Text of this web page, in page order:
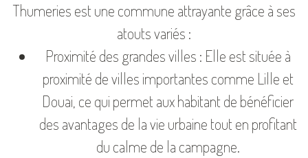
Thumeries est une commune attrayante grâce à ses
atouts variés :
Proximité des grandes villes : Elle est située à
proximité de villes importantes comme Lille et
Douai, ce qui permet aux habitant de bénéficier
des avantages de la vie urbaine tout en profitant
du calme de la campagne.